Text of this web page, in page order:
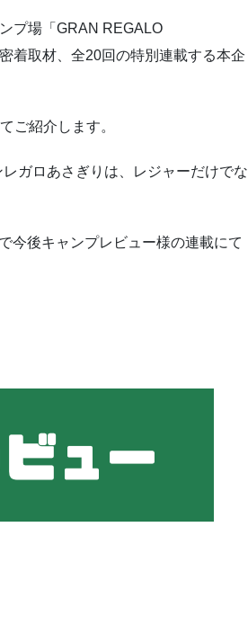
プ場「GRAN REGALO
着取材、全20回の特別連載する本企
ご紹介します。
ガロあさぎりは、レジャーだけでな
今後キャンプレビュー様の連載にて